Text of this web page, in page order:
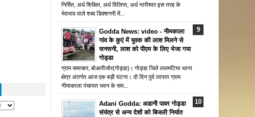
निर्मित, अर्ध शिक्षित, अर्ध विलिप्त, अर्ध नारीश्वर इस तरह के
भेदभाव वाले शब्द डिक्शनरी में...
Godda News: video - नीमकाला
गांव के कुएं में युवक की लाश मिलने से
सनसनी, लाश को पीएम के लिए भेजा गया
गोड्डा
ग्राम समाचार, बोआरीजोर(गोड्डा)। गोड्डा जिले ललमटिया थाना
क्षेत्र अंतर्गत आज एक बड़ी घटना। दो दिन पुर्व लापता ग्राम
नीमाकाला पंचायत भवन के सम...
Adani Godda: अडानी पावर गोड्डा
संयंत्र से अन्य देशों को बिजली निर्यात